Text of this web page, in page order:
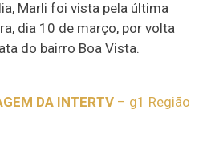
Marli foi vista pela última
dia 10 de março, por volta
do bairro Boa Vista.
DA INTERTV – g1 Região